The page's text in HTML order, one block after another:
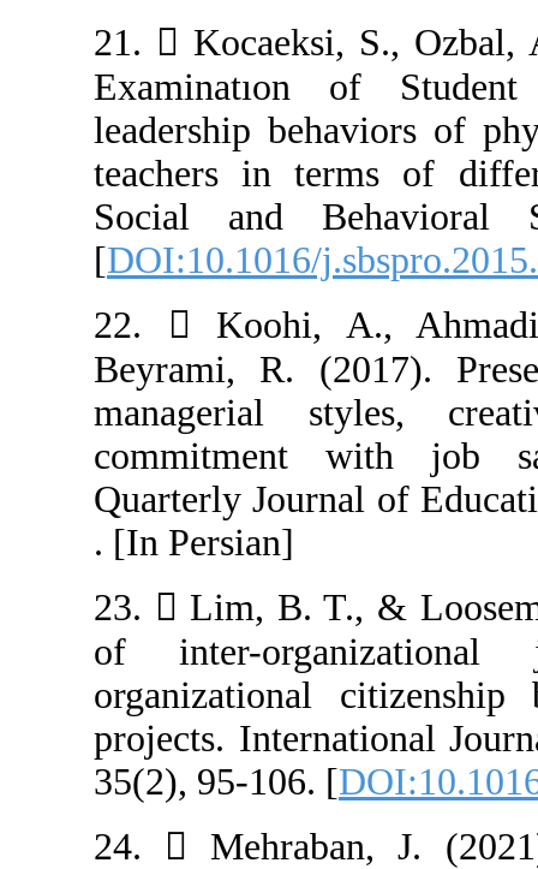
21. 
Examinatıon
leadership
teachers in
Social and
[DOI:10.1016/
22.  Koohi,
Beyrami, R.
managerial
commitment
Quarterly
. [In Persian]
23.  Lim, B.
of inter-
organizational
projects.
35(2), 95-106. [
24. 